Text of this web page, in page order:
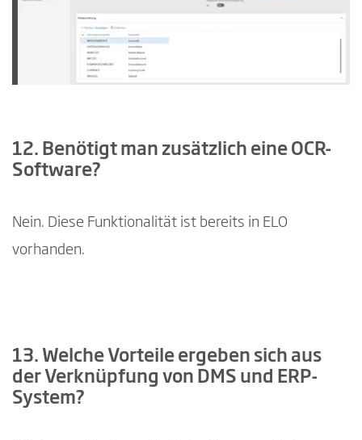
12. Benötigt man zusätzlich eine OCR-
Software?
Nein. Diese Funktionalität ist bereits in ELO
vorhanden.
13. Welche Vorteile ergeben sich aus
der Verknüpfung von DMS und ERP-
System?